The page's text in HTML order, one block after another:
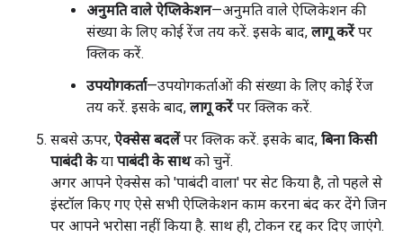
अनुमति वाले ऐप्लिकेशन—अनुमति वाले ऐप्लिकेशन की
संख्या के लिए कोई रेंज तय करें. इसके बाद, लागू करेंपर
क्लिक करें.
उपयोगकर्ता—उपयोगकर्ताओं की संख्या के लिए कोई रेंज
तय करें. इसके बाद, लागू करेंपर क्लिक करें.
सबसे ऊपर, ऐक्सेस बदलेंपर क्लिक करें. इसके बाद, बिना किसी
पाबंदी केया पाबंदी के साथको चुनें.
अगर आपने ऐक्सेस को 'पाबंदी वाला' पर सेट किया है, तो पहले से
इंस्टॉल किए गए ऐसे सभी ऐप्लिकेशन काम करना बंद कर देंगे जिन
पर आपने भरोसा नहीं किया है. साथ ही, टोकन रद्द कर दिए जाएंगे.